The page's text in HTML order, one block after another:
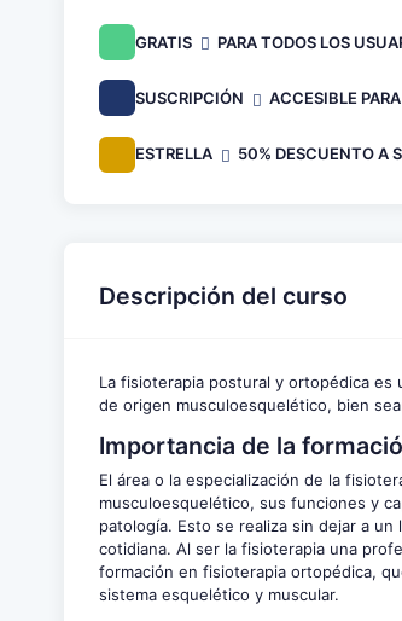
GRATIS PARA TODOS LOS
SUSCRIPCIÓN ACCESIBLE
ESTRELLA 50% DESCUENTO A
Descripción del curso
La fisioterapia postural y ortopédica es
de origen musculoesquelético, bien
Importancia de la
El área o la especialización de la
musculoesquelético, sus funciones y
patología. Esto se realiza sin dejar a
cotidiana. Al ser la fisioterapia una
formación en fisioterapia ortopédica,
sistema esquelético y muscular.